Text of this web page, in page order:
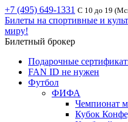
+7 (495) 649-1331 С 10 до 19
Билеты на спортивные и
миру!
Билетный брокер
Подарочные
FAN ID не нужен
Футбол
ФИФА
Чемпионат
Кубок